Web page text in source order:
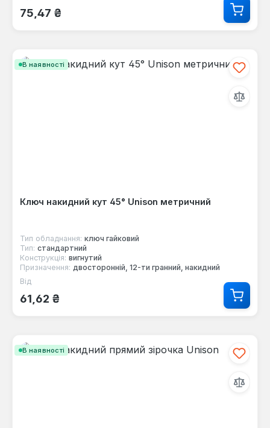
75,47 ₴
В наявності
Ключ накидний кут 45° Unison метричний
Тип обладнання: ключ гайковий
Тип: стандартний
Конструкція: вигнутий
Призначення: двосторонній, 12-ти гранний, накидний
Звичайна ціна:
Від
61,62 ₴
В наявності